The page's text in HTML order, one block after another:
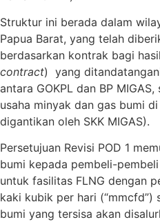
Struktur ini berada dalam
Papua Barat, yang telah
berdasarkan kontrak bagi
contract) yang
antara GOKPL dan BP
usaha minyak dan gas bumi
digantikan oleh SKK MIGAS).
Persetujuan Revisi POD 1
bumi kepada pembeli-
untuk fasilitas FLNG dengan
kaki kubik per hari (“mmcfd”)
bumi yang tersisa akan